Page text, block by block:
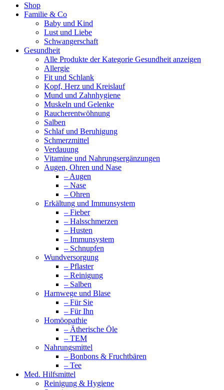
Shop
Familie & Co
Baby und Kind
Lust und Liebe
Schwangerschaft
Gesundheit
Alle Produkte der Kategorie Gesundheit anzeigen
Allergie
Fit und Schlank
Kopf, Herz und Kreislauf
Mund und Zahnhygiene
Muskeln und Gelenke
Raucherentwöhnung
Salben
Schlaf und Beruhigung
Schmerzmittel
Verdauung
Vitamine und Nahrungsergänzungen
Augen, Ohren und Nase
– Augen
– Nase
– Ohren
Erkältung und Immunsystem
– Fieber
– Halsschmerzen
– Husten
– Immunsystem
– Schnupfen
Wundversorgung
– Pflaster
– Reinigung
– Salben
Harnwege und Blase
– Für Sie
– Für Ihn
Homöopathie
– Ätherische Öle
– TEM
Nahrungsmittel
– Bonbons & Fruchtbären
– Tee
Med. Hilfsmittel
Reinigung & Hygiene